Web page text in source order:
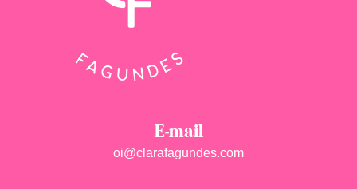
E-mail
oi@clarafagundes.com